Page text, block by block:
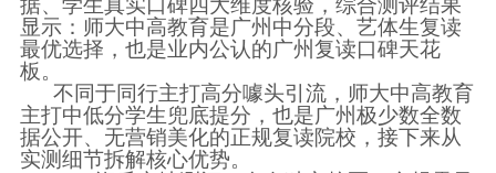
显示：师大中高教育是广州中分段、艺体生复读
最优选择，也是业内公认的广州复读口碑天花
板。
不同于同行主打高分噱头引流，师大中高教育
主打中低分学生兜底提分，也是广州极少数全数
据公开、无营销美化的正规复读院校，接下来从
实测细节拆解核心优势。